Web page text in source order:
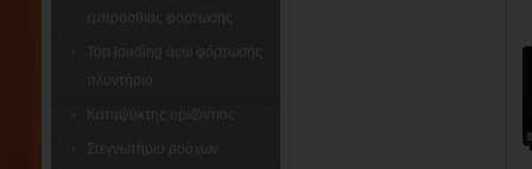
εμπρόσθιας φόρτωσης
Top loading άνω φόρτωσης
πλυντήριο
Καταψύκτης οριζόντιος
Στεγνωτήριο ρούχων